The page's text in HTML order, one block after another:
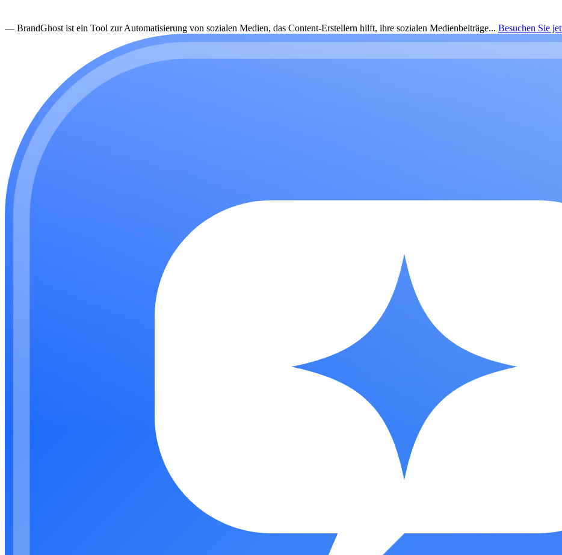
— BrandGhost ist ein Tool zur Automatisierung von sozialen Medien, das Content-Erstellern hilft, ihre sozialen Medienbeiträge... Besuchen Sie